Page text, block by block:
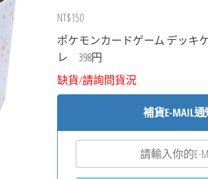
NT$150
ポケモンカードゲーム デッキ
レ 398円
缺貨/請詢問貨況
補貨E-MAIL通